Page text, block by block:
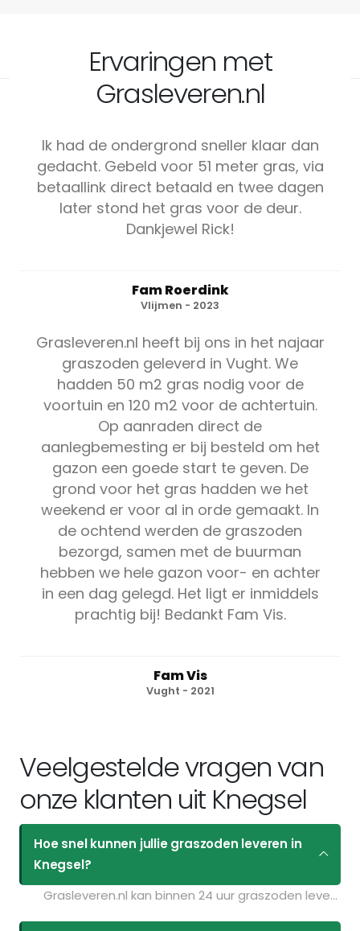
Ervaringen met
Grasleveren.nl
Ik had de ondergrond sneller klaar dan
gedacht. Gebeld voor 51 meter gras, via
betaallink direct betaald en twee dagen
later stond het gras voor de deur.
Dankjewel Rick!
Fam Roerdink
Vlijmen - 2023
Grasleveren.nl heeft bij ons in het najaar
graszoden geleverd in Vught. We
hadden 50 m2 gras nodig voor de
voortuin en 120 m2 voor de achtertuin.
Op aanraden direct de
aanlegbemesting er bij besteld om het
gazon een goede start te geven. De
grond voor het gras hadden we het
weekend er voor al in orde gemaakt. In
de ochtend werden de graszoden
bezorgd, samen met de buurman
hebben we hele gazon voor- en achter
in een dag gelegd. Het ligt er inmiddels
prachtig bij! Bedankt Fam Vis.
Fam Vis
Vught - 2021
Veelgestelde vragen van
onze klanten uit Knegsel
Hoe snel kunnen jullie graszoden leveren in
Knegsel?
Grasleveren.nl kan binnen 24 uur graszoden leveren in Knegsel. Als u bijvoorbeeld graszoden op maandag bestelt voor 11:30 kunt u ze de volgende dag geleverd krijgen. Kijk voor de actuele leverdagen op de pagina